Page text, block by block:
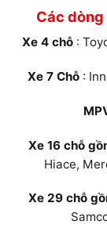
Các dòng
Xe 4 chỗ:
Xe 7 Chỗ:
Xe 16 chỗ
Hiace,
Xe 29 chỗ